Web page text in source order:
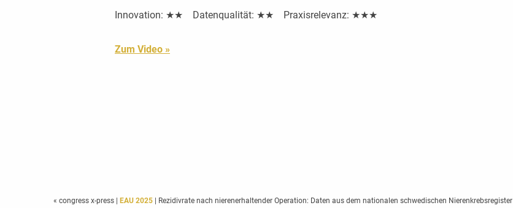
Innovation: ★★ Datenqualität: ★★ Praxisrelevanz: ★★★
Zum Video »
« congress x-press EAU 2025 | Rezidivrate nach nierenerhaltender Operation: Daten aus dem nationalen schwedischen Nierenkrebsregister